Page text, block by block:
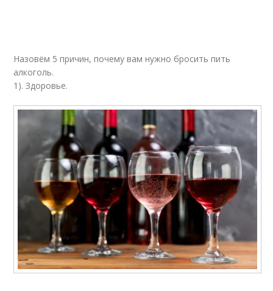
Назовём 5 причин, почему вам нужно бросить пить
алкоголь.
1). Здоровье.